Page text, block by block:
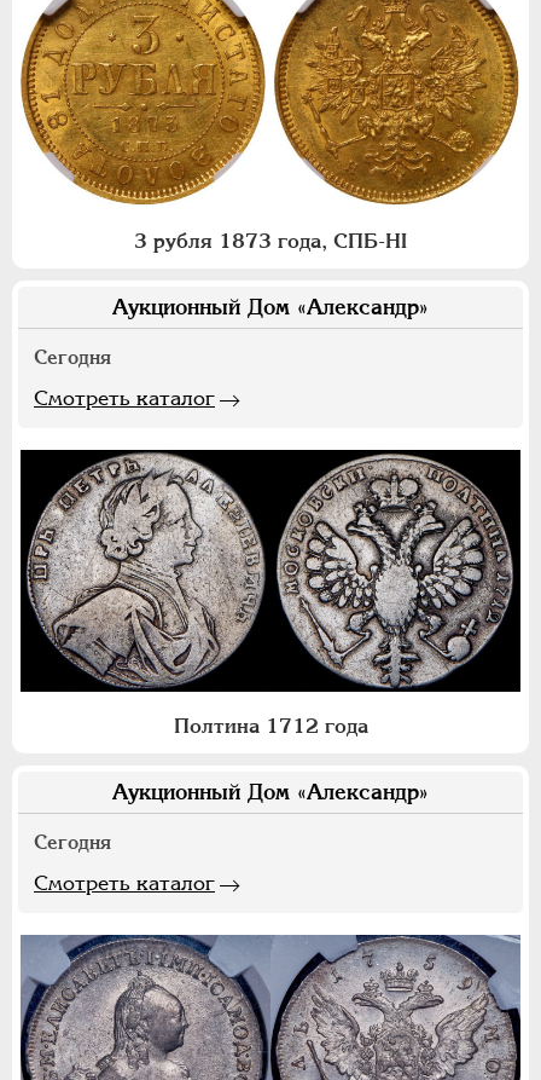
3 рубля 1873 года, СПБ-НI
Аукционный Дом «Александр»
Сегодня
Смотреть каталог
Полтина 1712 года
Аукционный Дом «Александр»
Сегодня
Смотреть каталог